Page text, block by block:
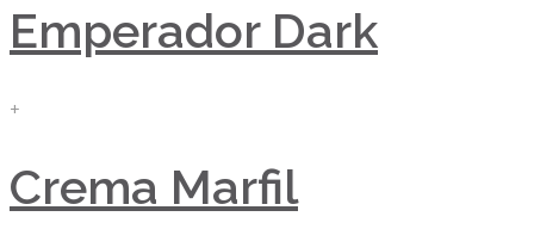
Emperador Dark
+
Crema Marfil